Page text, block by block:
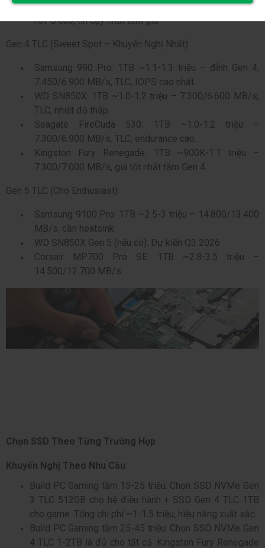
Samsung 970 EVO Plus: 1TB ~800K – TLC, random
IOPS cao, tin cậy nhất tầm giá.
Gen 4 TLC (Sweet Spot – Khuyến Nghị Nhất):
Samsung 990 Pro: 1TB ~1.1-1.3 triệu – đỉnh Gen 4,
7.450/6.900 MB/s, TLC, IOPS cao nhất.
WD SN850X: 1TB ~1.0-1.2 triệu – 7.300/6.600 MB/s,
TLC, nhiệt độ thấp.
Seagate FireCuda 530: 1TB ~1.0-1.2 triệu –
7.300/6.900 MB/s, TLC, endurance cao.
Kingston Fury Renegade: 1TB ~900K-1.1 triệu –
7.300/7.000 MB/s, giá tốt nhất tầm Gen 4.
Gen 5 TLC (Cho Enthusiast):
Samsung 9100 Pro: 1TB ~2.5-3 triệu – 14.800/13.400
MB/s, cần heatsink.
WD SN850X Gen 5 (nếu có): Dự kiến Q3 2026.
Corsair MP700 Pro SE: 1TB ~2.8-3.5 triệu –
14.500/12.700 MB/s.
Chọn SSD Theo Từng Trường Hợp
Khuyến Nghị Theo Nhu Cầu
Build PC Gaming tầm 15-25 triệu: Chọn SSD NVMe Gen
3 TLC 512GB cho hệ điều hành + SSD Gen 4 TLC 1TB
cho game. Tổng chi phí ~1-1.5 triệu, hiệu năng xuất sắc.
Build PC Gaming tầm 25-45 triệu: Chọn SSD NVMe Gen
4 TLC 1-2TB là đủ cho tất cả. Kingston Fury Renegade